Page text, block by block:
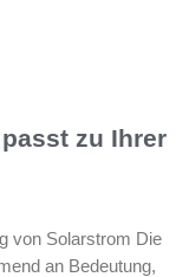
zu Ihrer
von Solarstrom Die
an Bedeutung,